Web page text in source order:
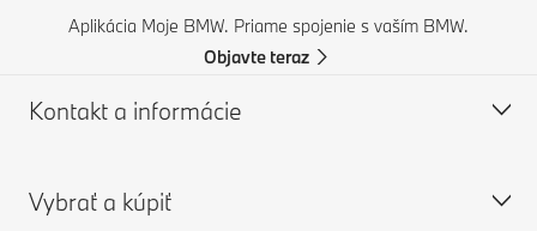
Aplikácia Moje BMW. Priame spojenie s vaším BMW.
Objavte teraz
Kontakt a informácie
Zákaznícky servis a kontakt
Vybrať a kúpiť